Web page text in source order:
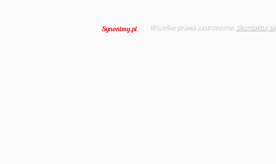
Wszelkie prawa zastrzeżone. Skontaktuj